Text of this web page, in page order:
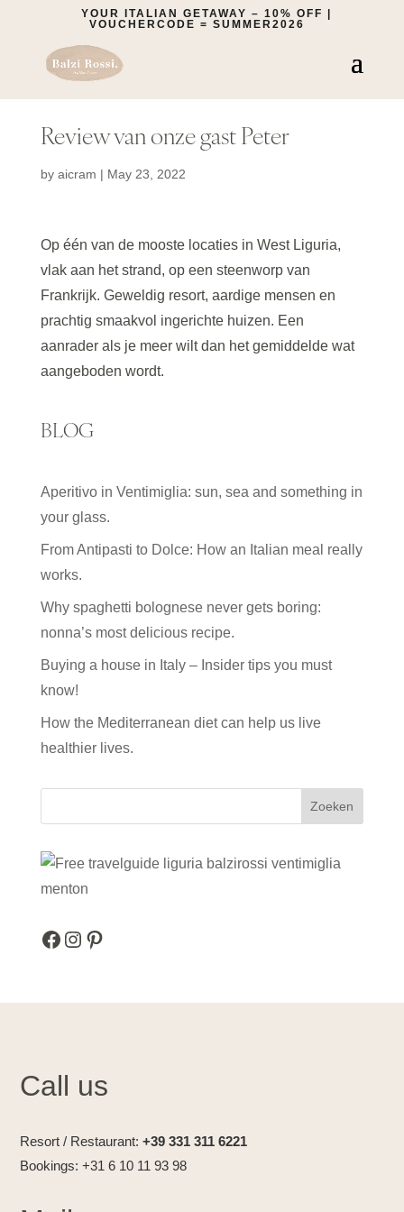
YOUR ITALIAN GETAWAY – 10% OFF |
VOUCHERCODE = SUMMER2026
Review van onze gast Peter
by aicram | May 23, 2022
Op één van de mooste locaties in West Liguria,
vlak aan het strand, op een steenworp van
Frankrijk. Geweldig resort, aardige mensen en
prachtig smaakvol ingerichte huizen. Een
aanrader als je meer wilt dan het gemiddelde wat
aangeboden wordt.
BLOG
Aperitivo in Ventimiglia: sun, sea and something in
your glass.
From Antipasti to Dolce: How an Italian meal really
works.
Why spaghetti bolognese never gets boring:
nonna’s most delicious recipe.
Buying a house in Italy – Insider tips you must
know!
How the Mediterranean diet can help us live
healthier lives.
Zoeken
Facebook
Instagram
Pinterest
Call us
Resort / Restaurant:+39 331 311 6221
Bookings: +31 6 10 11 93 98